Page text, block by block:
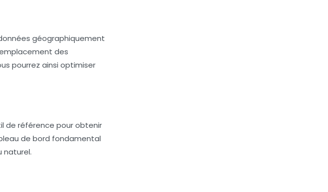
géographiquement
des
pourrez ainsi optimiser
de référence pour obtenir
de bord fondamental
naturel.